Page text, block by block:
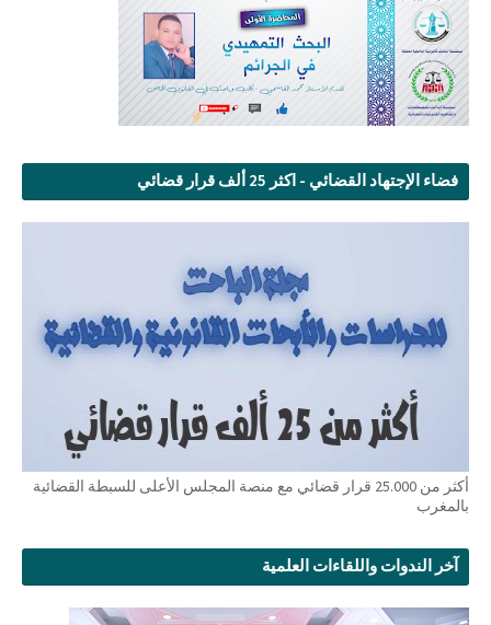
فضاء الإجتهاد القضائي - اكثر 25 ألف قرار قضائي
أكثر من 25.000 قرار قضائي مع منصة المجلس الأعلى للسبطة القضائية
بالمغرب
آخر الندوات واللقاءات العلمية